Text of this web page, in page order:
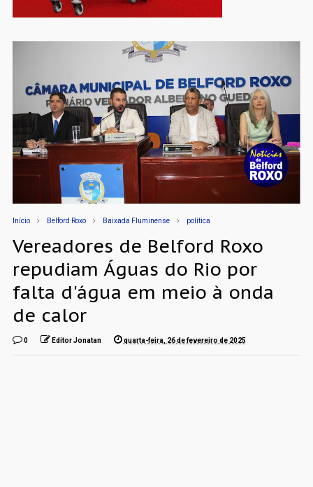
Início Belford Roxo Baixada Fluminense política
Vereadores de Belford Roxo
repudiam Águas do Rio por
falta d'água em meio à onda
de calor
0 Editor Jonatan quarta-feira, 26 de fevereiro de 2025